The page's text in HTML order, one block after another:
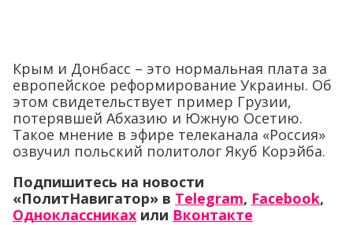
Крым и Донбасс – это нормальная плата за
европейское реформирование Украины. Об
этом свидетельствует пример Грузии,
потерявшей Абхазию и Южную Осетию.
Такое мнение в эфире телеканала «Россия»
озвучил польский политолог Якуб Корэйба.
Подпишитесь на новости
«ПолитНавигатор» в Telegram, Facebook,
Одноклассниках или Вконтакте